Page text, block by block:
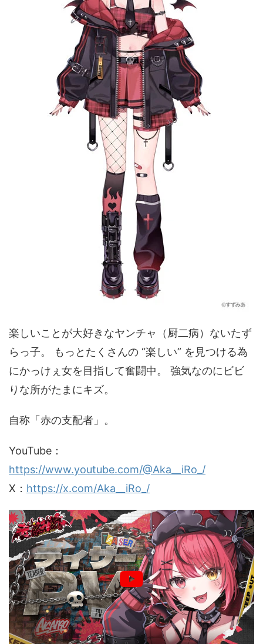
楽しいことが大好きなヤンチャ（厨二病）ないたず
らっ子。 もっとたくさんの “楽しい” を見つける為
にかっけぇ女を目指して奮闘中。 強気なのにビビ
りな所がたまにキズ。
自称「赤の支配者」。
YouTube：
https://www.youtube.com/@Aka__iRo_/
X： https://x.com/Aka__iRo_/